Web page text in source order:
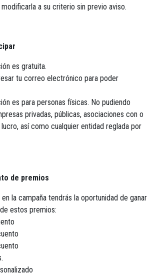
a su criterio sin previo aviso.
es gratuita.
tu correo electrónico para poder
es para personas físicas. No pudiendo
privadas, públicas, asociaciones con o
así como cualquier entidad reglada por
de premios
la campaña tendrás la oportunidad de ganar
estos premios: